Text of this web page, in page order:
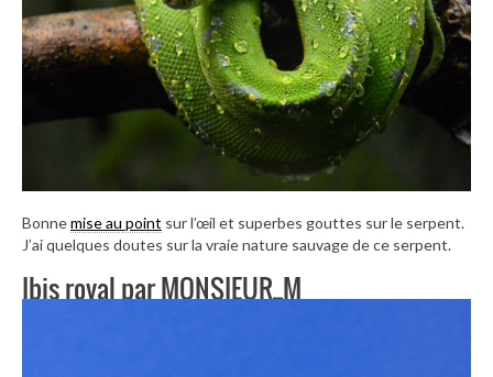
Bonnemise au point sur l’œil et superbes gouttes sur le serpent.
J’ai quelques doutes sur la vraie nature sauvage de ce serpent.
Ibis royal par MONSIEUR_M